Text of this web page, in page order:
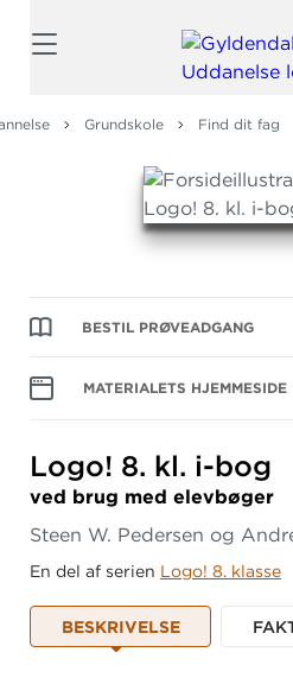
Grundskole Find dit fag
BESTIL PRØVEADGANG
MATERIALETS HJEMMESIDE
Logo! 8. kl. i-bog
ved brug med elevbøger
Steen W. Pedersen og
En del af serien Logo! 8. klasse
BESKRIVELSE